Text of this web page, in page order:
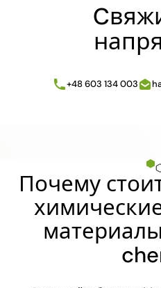
+48 603 134 003
Почему